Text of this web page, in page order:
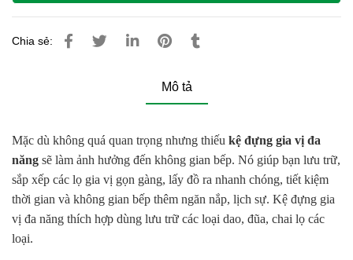
Chia sẻ:
Mô tả
Mặc dù không quá quan trọng nhưng thiếu kệ đựng gia vị đa
năng sẽ làm ảnh hưởng đến không gian bếp. Nó giúp bạn lưu trữ,
sắp xếp các lọ gia vị gọn gàng, lấy đồ ra nhanh chóng, tiết kiệm
thời gian và không gian bếp thêm ngăn nắp, lịch sự. Kệ đựng gia
vị đa năng thích hợp dùng lưu trữ các loại dao, đũa, chai lọ các
loại.